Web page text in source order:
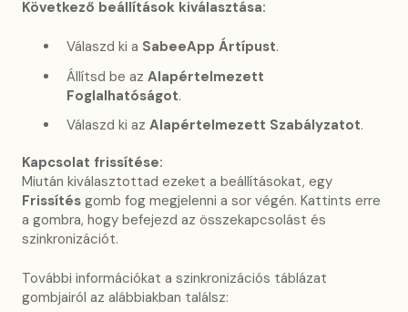
Következő beállítások kiválasztása:
Válaszd ki a SabeeApp Ártípust.
Állítsd be az Alapértelmezett
Foglalhatóságot.
Válaszd ki az Alapértelmezett Szabályzatot.
Kapcsolat frissítése:
Miután kiválasztottad ezeket a beállításokat, egy
Frissítés gomb fog megjelenni a sor végén. Kattints erre
a gombra, hogy befejezd az összekapcsolást és
szinkronizációt.
További információkat a szinkronizációs táblázat
gombjairól az alábbiakban találsz: